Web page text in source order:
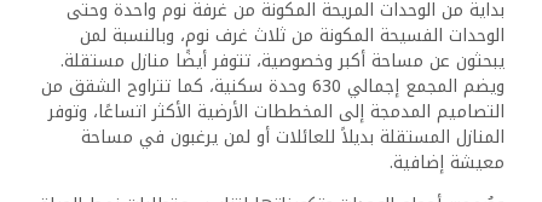
وفئات عمرية متنوعة، مما يعزز مناخ المجتمع النابض بالحياة.
الرياضة واللياقة البدنية
يضم المجمع مرافق رياضية حديثة لتعزيز نمط الحياة النشط،
ويوفر النادي الرياضي المجهز بالكامل للمقيمين إمكانية الوصول
إلى صالات الألعاب الرياضية ومراكز اللياقة البدنية الحديثة.